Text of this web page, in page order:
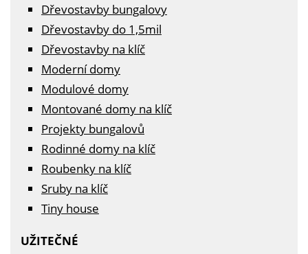
Dřevostavby bungalovy
Dřevostavby do 1,5mil
Dřevostavby na klíč
Moderní domy
Modulové domy
Montované domy na klíč
Projekty bungalovů
Rodinné domy na klíč
Roubenky na klíč
Sruby na klíč
Tiny house
UŽITEČNÉ